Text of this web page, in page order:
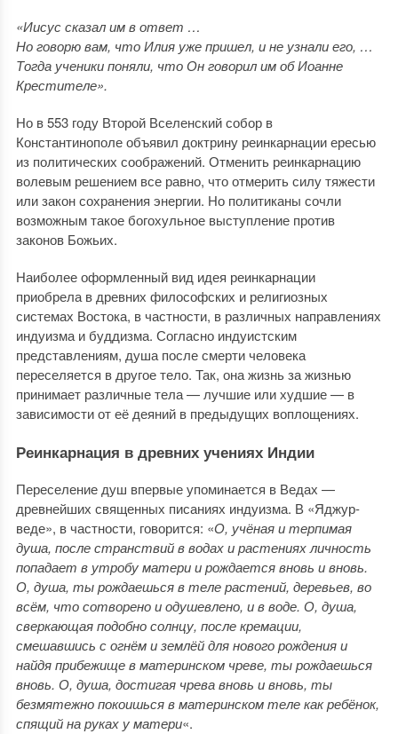
«Иисус сказал им в ответ …
Но говорю вам, что Илия уже пришел, и не узнали его, …
Тогда ученики поняли, что Он говорил им об Иоанне
Крестителе».
Но в 553 году Второй Вселенский собор в
Константинополе объявил доктрину реинкарнации ересью
из политических соображений. Отменить реинкарнацию
волевым решением все равно, что отмерить силу тяжести
или закон сохранения энергии. Но политиканы сочли
возможным такое богохульное выступление против
законов Божьих.
Наиболее оформленный вид идея реинкарнации
приобрела в древних философских и религиозных
системах Востока, в частности, в различных направлениях
индуизма и буддизма. Согласно индуистским
представлениям, душа после смерти человека
переселяется в другое тело. Так, она жизнь за жизнью
принимает различные тела — лучшие или худшие — в
зависимости от её деяний в предыдущих воплощениях.
Реинкарнация в древних учениях Индии
Переселение душ впервые упоминается в Ведах —
древнейших священных писаниях индуизма. В «Яджур-
веде», в частности, говорится: «О, учёная и терпимая
душа, после странствий в водах и растениях личность
попадает в утробу матери и рождается вновь и вновь.
О, душа, ты рождаешься в теле растений, деревьев, во
всём, что сотворено и одушевлено, и в воде. О, душа,
сверкающая подобно солнцу, после кремации,
смешавшись с огнём и землёй для нового рождения и
найдя прибежище в материнском чреве, ты рождаешься
вновь. О, душа, достигая чрева вновь и вновь, ты
безмятежно покоишься в материнском теле как ребёнок,
спящий на руках у матери«.